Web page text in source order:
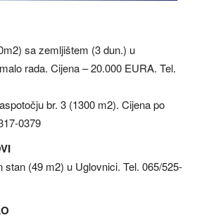
sa zemljištem (3 dun.) u
rada. Cijena – 20.000 EURA. Tel.
br. 3 (1300 m2). Cijena po
0379
stan (49 m2) u Uglovnici. Tel. 065/525-